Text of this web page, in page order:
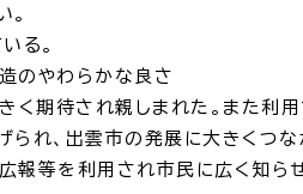
子育て
齢者・介護 病気
る。
のやわらかな良さ
期待され親しまれた。また利用
れ、出雲市の発展に大きくつな
報等を利用され市民に広く知らせ